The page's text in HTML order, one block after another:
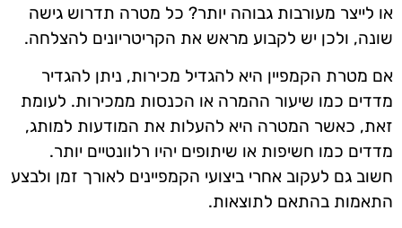
או לייצר מעורבות גבוהה יותר? כל מטרה תדרוש גישה
שונה, ולכן יש לקבוע מראש את הקריטריונים להצלחה.
אם מטרת הקמפיין היא להגדיל מכירות, ניתן להגדיר
מדדים כמו שיעור ההמרה או הכנסות ממכירות. לעומת
זאת, כאשר המטרה היא להעלות את המודעות למותג,
מדדים כמו חשיפות או שיתופים יהיו רלוונטיים יותר.
חשוב גם לעקוב אחרי ביצועי הקמפיינים לאורך זמן ולבצע
התאמות בהתאם לתוצאות.